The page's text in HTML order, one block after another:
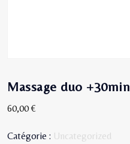
Massage duo +30min
60,00€
Catégorie : Uncategorized